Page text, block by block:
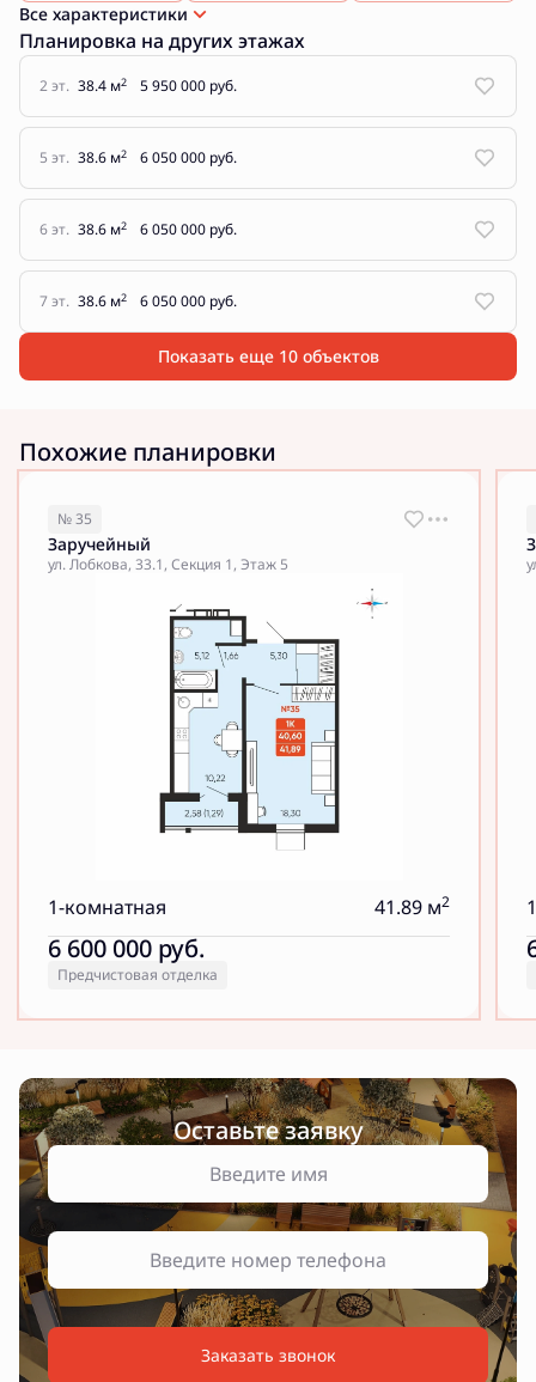
Все характеристики
Планировка на других этажах
2 эт. 38.4 м2 5 950 000 руб.
5 эт. 38.6 м2 6 050 000 руб.
6 эт. 38.6 м2 6 050 000 руб.
7 эт. 38.6 м2 6 050 000 руб.
Показать еще 10 объектов
Похожие планировки
№ 35
Заручейный
ул. Лобкова, 33.1, Секция 1, Этаж 5
1-комнатная 41.89 м2
6 600 000руб.
Предчистовая отделка
Оставьте заявку
Заказать звонок